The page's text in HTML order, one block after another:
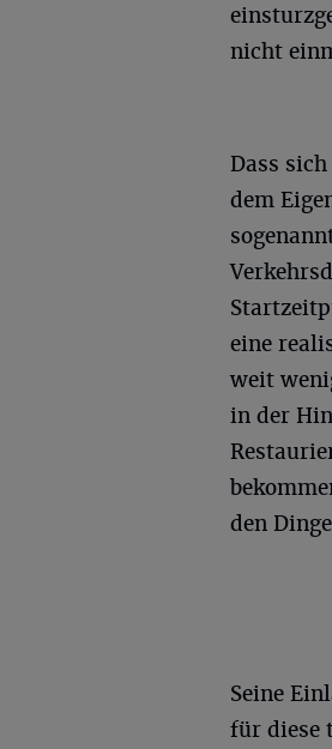
nicht
Dass
dem
eine
weit
in der
den
Seine
für diese